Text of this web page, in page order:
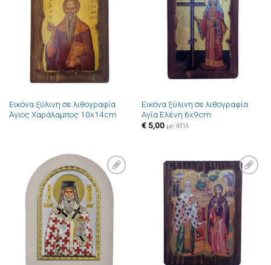
στην λίστα
επιθυμιών
Εικόνα ξύλινη σε λιθογραφία
Άγιος Χαράλαμπος 10x14cm
στην λίστα
επιθυμιών
Εικόνα ξύλινη σε λιθογραφία
Αγία Ελένη 6x9cm
€5,00 με ΦΠΑ
Πρόσθήκη
στην λίστα
επιθυμιών
Πρόσθήκη
στην λίστα
επιθυμιών